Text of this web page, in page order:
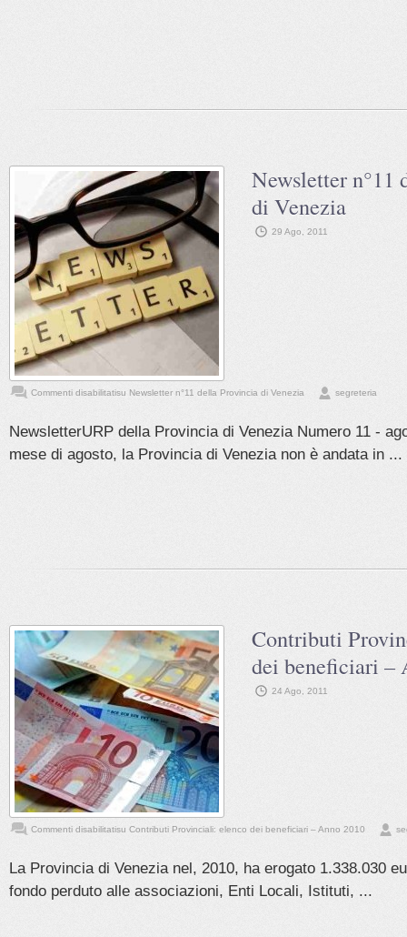
Newsletter n°11
di Venezia
29 Ago, 2011
Commenti disabilitatisu Newsletter n°11 della Provincia di Venezia segreteria
NewsletterURP della Provincia di Venezia Numero 11 -
mese di agosto, la Provincia di Venezia non è andata in ...
Contributi
dei beneficiari –
24 Ago, 2011
Commenti disabilitatisu Contributi Provinciali: elenco dei beneficiari – Anno 2010
La Provincia di Venezia nel, 2010, ha erogato 1.338.030
fondo perduto alle associazioni, Enti Locali, Istituti, ...